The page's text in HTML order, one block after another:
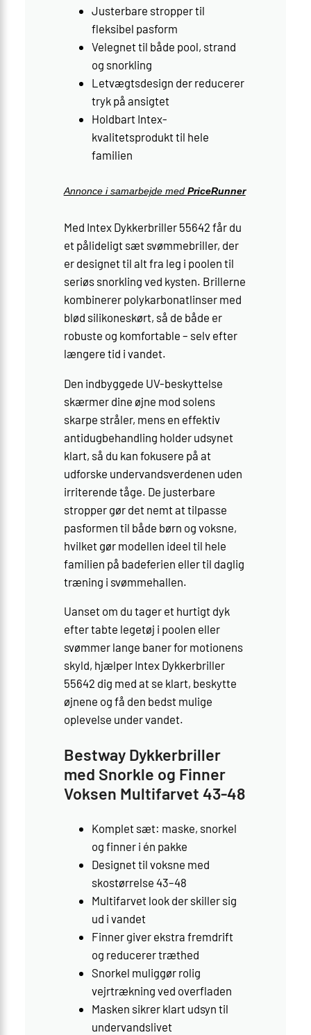
Justerbare stropper til
fleksibel pasform
Velegnet til både pool, strand
og snorkling
Letvægtsdesign der reducerer
tryk på ansigtet
Holdbart Intex-
kvalitetsprodukt til hele
familien
Annonce i samarbejde med PriceRunner
Med Intex Dykkerbriller 55642 får du
et pålideligt sæt svømmebriller, der
er designet til alt fra leg i poolen til
seriøs snorkling ved kysten. Brillerne
kombinerer polykarbonatlinser med
blød silikoneskørt, så de både er
robuste og komfortable – selv efter
længere tid i vandet.
Den indbyggede UV-beskyttelse
skærmer dine øjne mod solens
skarpe stråler, mens en effektiv
antidugbehandling holder udsynet
klart, så du kan fokusere på at
udforske undervandsverdenen uden
irriterende tåge. De justerbare
stropper gør det nemt at tilpasse
pasformen til både børn og voksne,
hvilket gør modellen ideel til hele
familien på badeferien eller til daglig
træning i svømmehallen.
Uanset om du tager et hurtigt dyk
efter tabte legetøj i poolen eller
svømmer lange baner for motionens
skyld, hjælper Intex Dykkerbriller
55642 dig med at se klart, beskytte
øjnene og få den bedst mulige
oplevelse under vandet.
Bestway Dykkerbriller
med Snorkle og Finner
Voksen Multifarvet 43-48
Komplet sæt: maske, snorkel
og finner i én pakke
Designet til voksne med
skostørrelse 43–48
Multifarvet look der skiller sig
ud i vandet
Finner giver ekstra fremdrift
og reducerer træthed
Snorkel muliggør rolig
vejrtrækning ved overfladen
Masken sikrer klart udsyn til
undervandslivet